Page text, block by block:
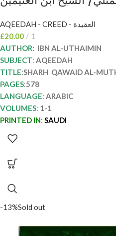
AQEEDAH - CREED - العقيدة
£20.00
1
AUTHOR: IBN AL-UTHAIMIN
SUBJECT: AQEEDAH
TITLE:SHARH QAWAID AL-
PAGES:578
LANGUAGE: ARABIC
VOLUMES: 1-1
PRINTED IN: SAUDI
-13%Sold out